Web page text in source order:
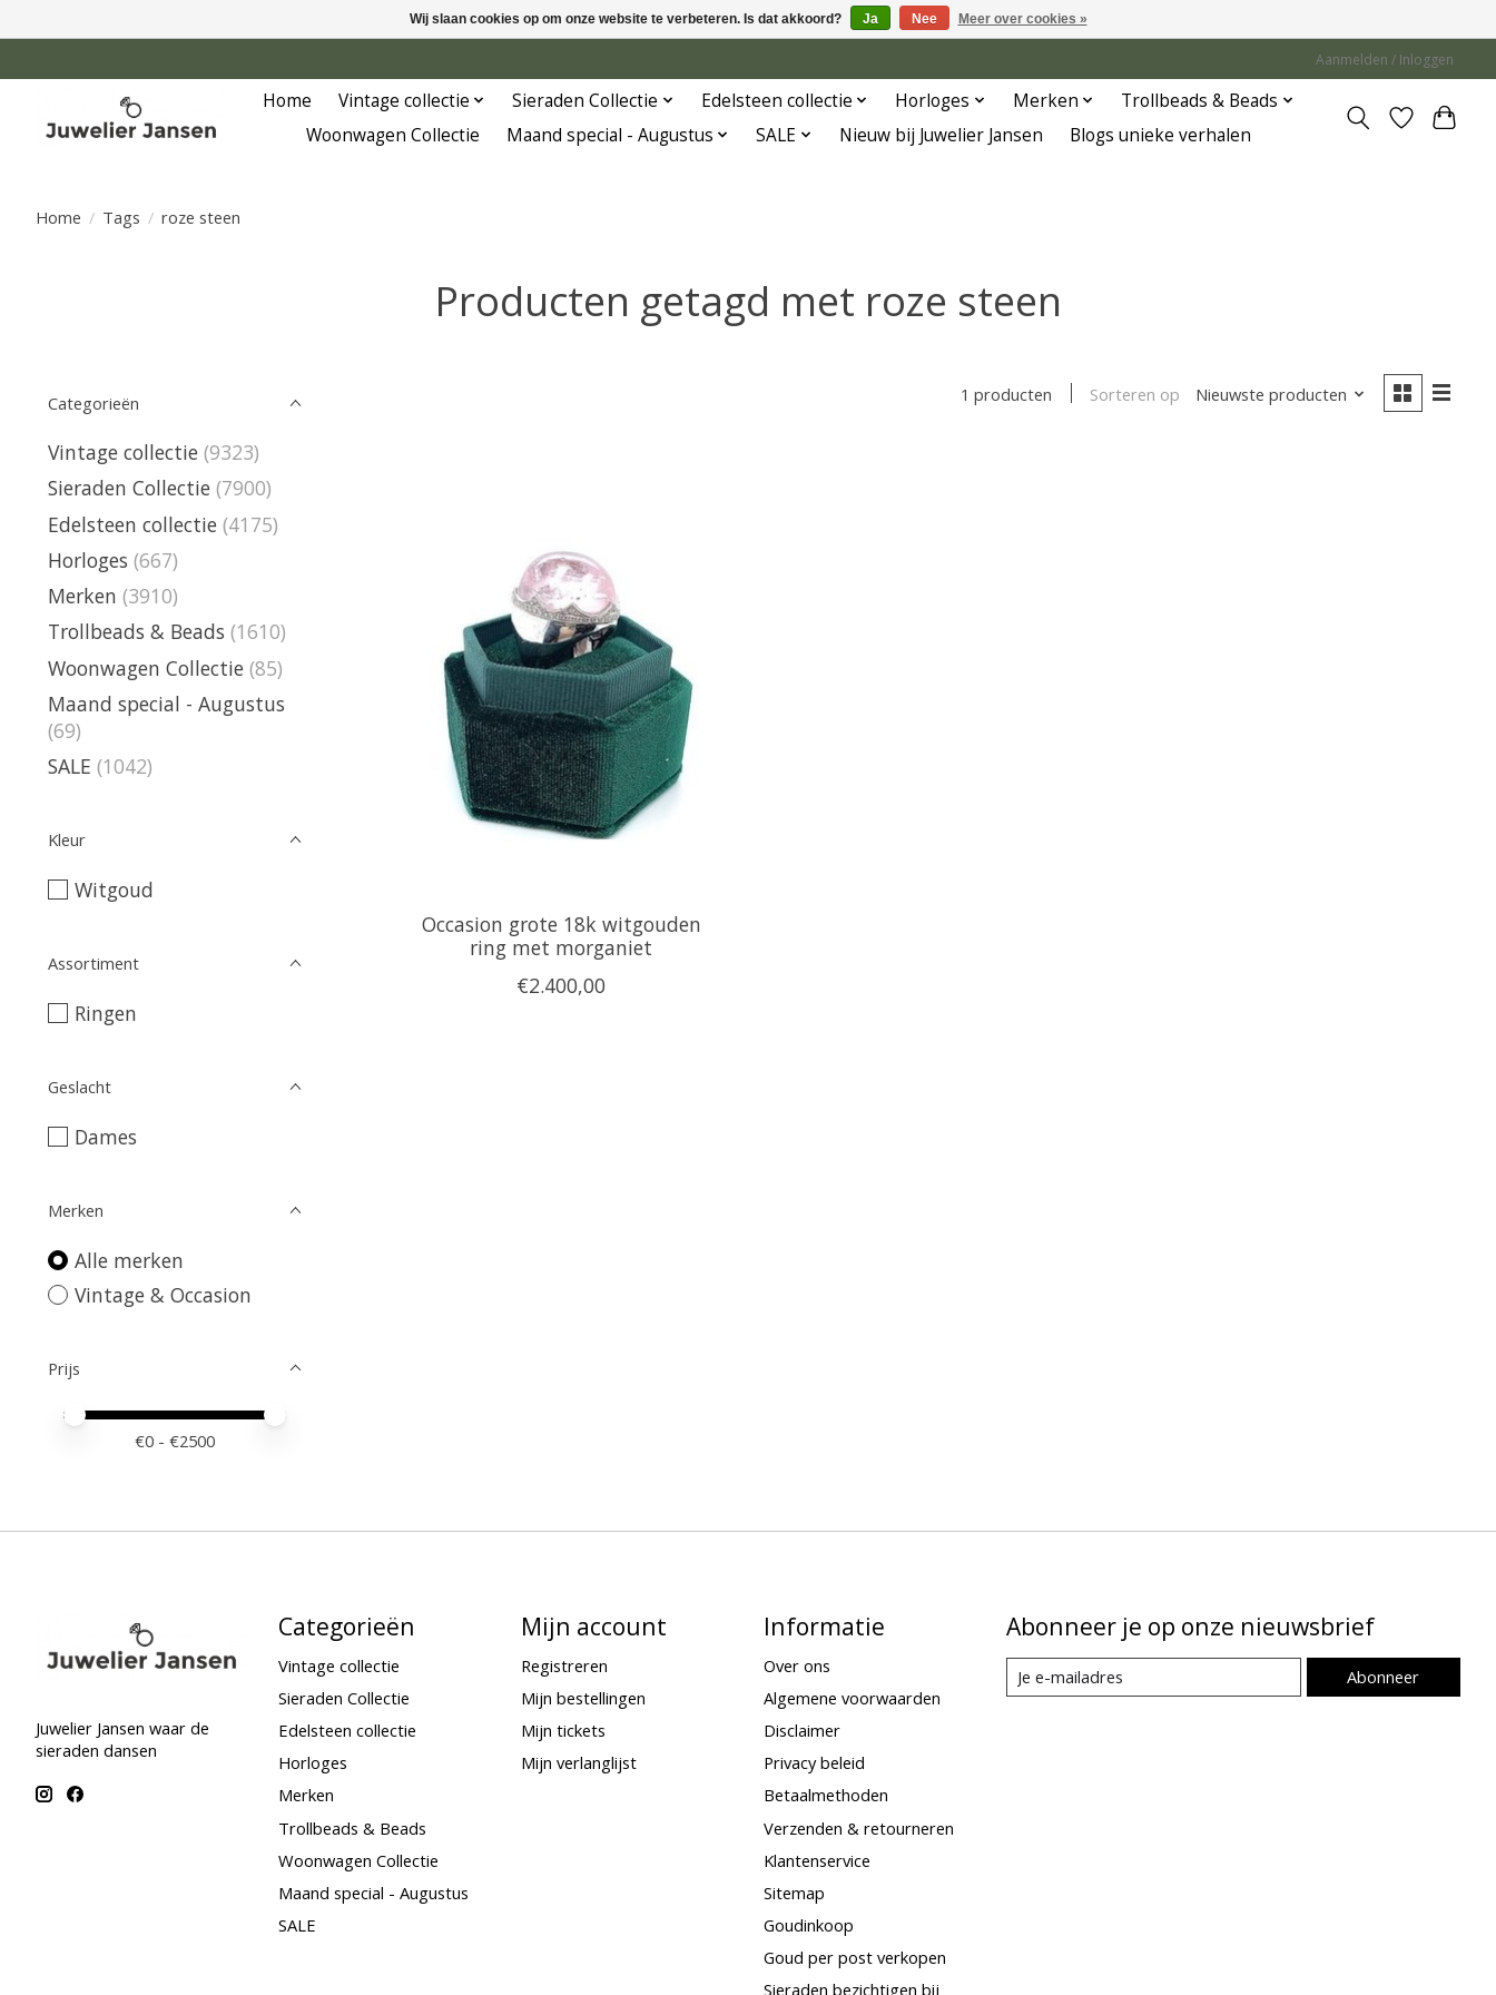
Aanmelden / Inloggen
Home Vintage collectie Sieraden Collectie Edelsteen collectie Horloges Merken
Trollbeads & Beads
Woonwagen Collectie
Maand special - Augustus SALE Nieuw bij Juwelier Jansen Blogs unieke verhalen
Home / Tags / roze steen
Producten getagd met roze steen
Categorieën
Vintage collectie (9323)
Sieraden Collectie (7900)
Edelsteen collectie (4175)
Horloges (667)
Merken (3910)
Trollbeads & Beads (1610)
Woonwagen Collectie (85)
Maand special - Augustus
(69)
SALE (1042)
Kleur
Witgoud
Assortiment
Ringen
Geslacht
Dames
Merken
Alle merken
Vintage & Occasion
Prijs
Minimale prijswaarde
Price maximum value
€0 - €2500
1 producten Sorteren op Nieuwste producten
Occasion grote 18k witgouden
ring met morganiet
€2.400,00
Juwelier Jansen waar de
sieraden dansen
Categorieën
Vintage collectie
Sieraden Collectie
Edelsteen collectie
Horloges
Merken
Trollbeads & Beads
Woonwagen Collectie
Maand special - Augustus
SALE
Mijn account
Registreren
Mijn bestellingen
Mijn tickets
Mijn verlanglijst
Informatie
Over ons
Algemene voorwaarden
Disclaimer
Privacy beleid
Betaalmethoden
Verzenden & retourneren
Klantenservice
Sitemap
Goudinkoop
Goud per post verkopen
Sieraden bezichtigen bij
Abonneer je op onze nieuwsbrief
Abonneer
Wij slaan cookies op om onze website te verbeteren. Is dat akkoord? Ja Nee Meer over cookies »